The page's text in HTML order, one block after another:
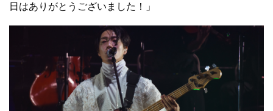
日はありがとうございました！」